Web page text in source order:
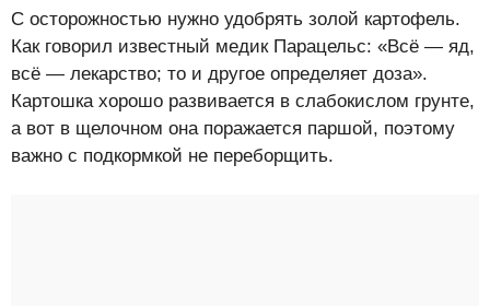
С осторожностью нужно удобрять золой картофель.
Как говорил известный медик Парацельс: «Всё — яд,
всё — лекарство; то и другое определяет доза».
Картошка хорошо развивается в слабокислом грунте,
а вот в щелочном она поражается паршой, поэтому
важно с подкормкой не переборщить.